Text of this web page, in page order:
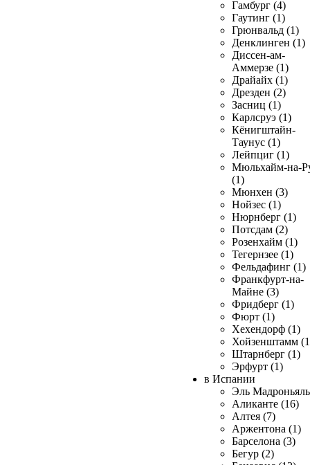
Гамбург (4)
Гаутинг (1)
Грюнвальд (1)
Денклинген (1)
Диссен-ам-
Аммерзе (1)
Драйайх (1)
Дрезден (2)
Засниц (1)
Карлсруэ (1)
Кёнигштайн-
Таунус (1)
Лейпциг (1)
Мюльхайм-на-
(1)
Мюнхен (3)
Нойзес (1)
Нюрнберг (1)
Потсдам (2)
Розенхайм (1)
Тегернзее (1)
Фельдафинг (1)
Франкфурт-на-
Майне (3)
Фридберг (1)
Фюрт (1)
Хехендорф (1)
Хойзенштамм
Штарнберг (1)
Эрфурт (1)
в Испании
Эль
Аликанте (16)
Алтея (7)
Аржентона (1)
Барселона (3)
Бегур (2)